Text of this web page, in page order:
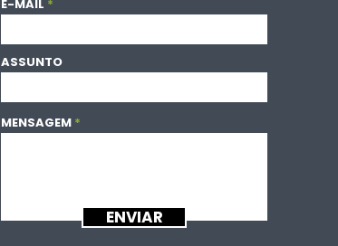
E-MAIL
ASSUNTO
MENSAGEM
ENVIAR